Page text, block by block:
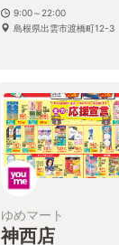
9:00～22:00
島根県出雲市渡橋町12-3
ゆめマート
神西店